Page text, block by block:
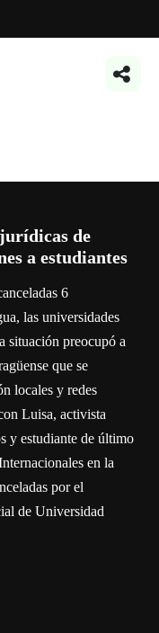
de
a estudiantes
6
las universidades
situación preocupó a
que se
locales y redes
Luisa, activista
y estudiante de último
en la
por el
de Universidad